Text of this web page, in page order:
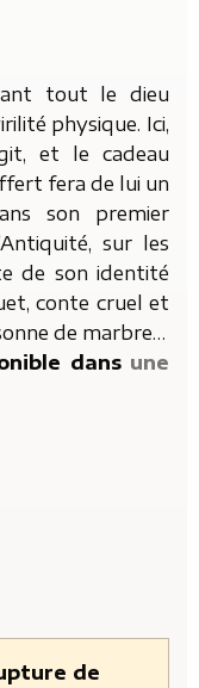
tout le dieu
physique. Ici,
et le cadeau
fera de lui un
son premier
sur les
de son identité
conte cruel et
de marbre…
dans une
de